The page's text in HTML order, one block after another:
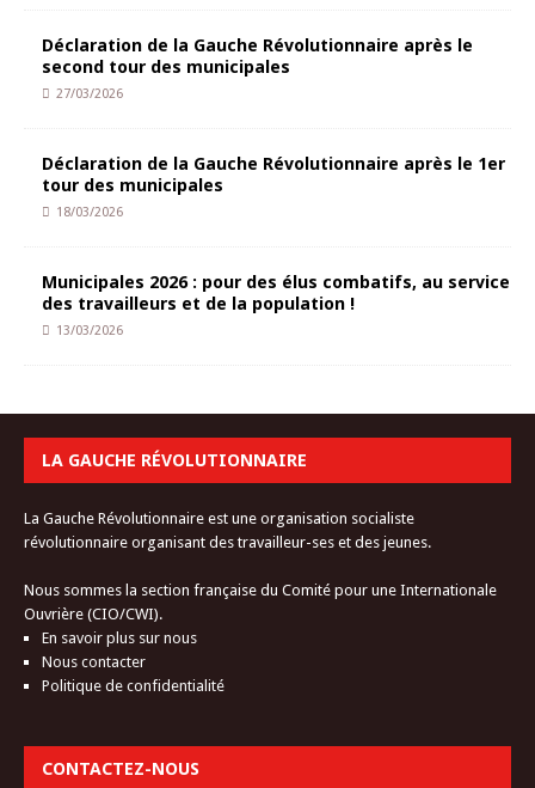
Déclaration de la Gauche Révolutionnaire après le
second tour des municipales
27/03/2026
Déclaration de la Gauche Révolutionnaire après le 1er
tour des municipales
18/03/2026
Municipales 2026 : pour des élus combatifs, au service
des travailleurs et de la population !
13/03/2026
LA GAUCHE RÉVOLUTIONNAIRE
La Gauche Révolutionnaire est une organisation socialiste
révolutionnaire organisant des travailleur-ses et des jeunes.
Nous sommes la section française du Comité pour une Internationale
Ouvrière (CIO/CWI).
En savoir plus sur nous
Nous contacter
Politique de confidentialité
CONTACTEZ-NOUS